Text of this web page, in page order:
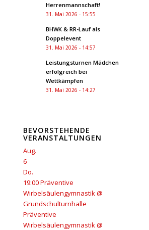
Herrenmannschaft!
31. Mai 2026 - 15:55
BHWK & RR-Lauf als
Doppelevent
31. Mai 2026 - 14:57
Leistungsturnen Mädchen
erfolgreich bei
Wettkämpfen
31. Mai 2026 - 14:27
BEVORSTEHENDE
VERANSTALTUNGEN
Aug.
6
Do.
19:00Präventive
Wirbelsäulengymnastik@
Grundschulturnhalle
Präventive
Wirbelsäulengymnastik@